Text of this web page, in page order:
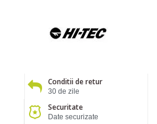
Conditii de retur
30 de zile
Securitate
Date securizate